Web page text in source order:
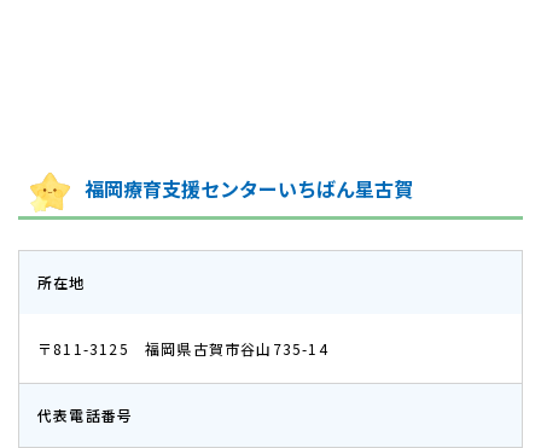
福岡療育支援センターいちばん星古賀
所在地
〒811-3125 福岡県古賀市谷山735-14​​​​​​​
代表電話番号